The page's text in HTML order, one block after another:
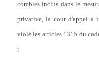
combles inclus dans le
privative, la cour d'appel a
violé les articles 1315 du
;